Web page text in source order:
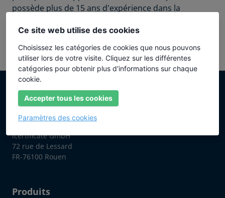
possède plus de 15 ans d'expérience dans la
électroniques, de signatures et de cryptages.
icertificate GmbH
72 rue de Lessard
FR-76100 Rouen
Produits
Ce site web utilise des cookies
Choisissez les catégories de cookies que nous pouvons
utiliser lors de votre visite. Cliquez sur les différentes
catégories pour obtenir plus d'informations sur chaque
cookie.
Accepter tous les cookies
Paramètres des cookies